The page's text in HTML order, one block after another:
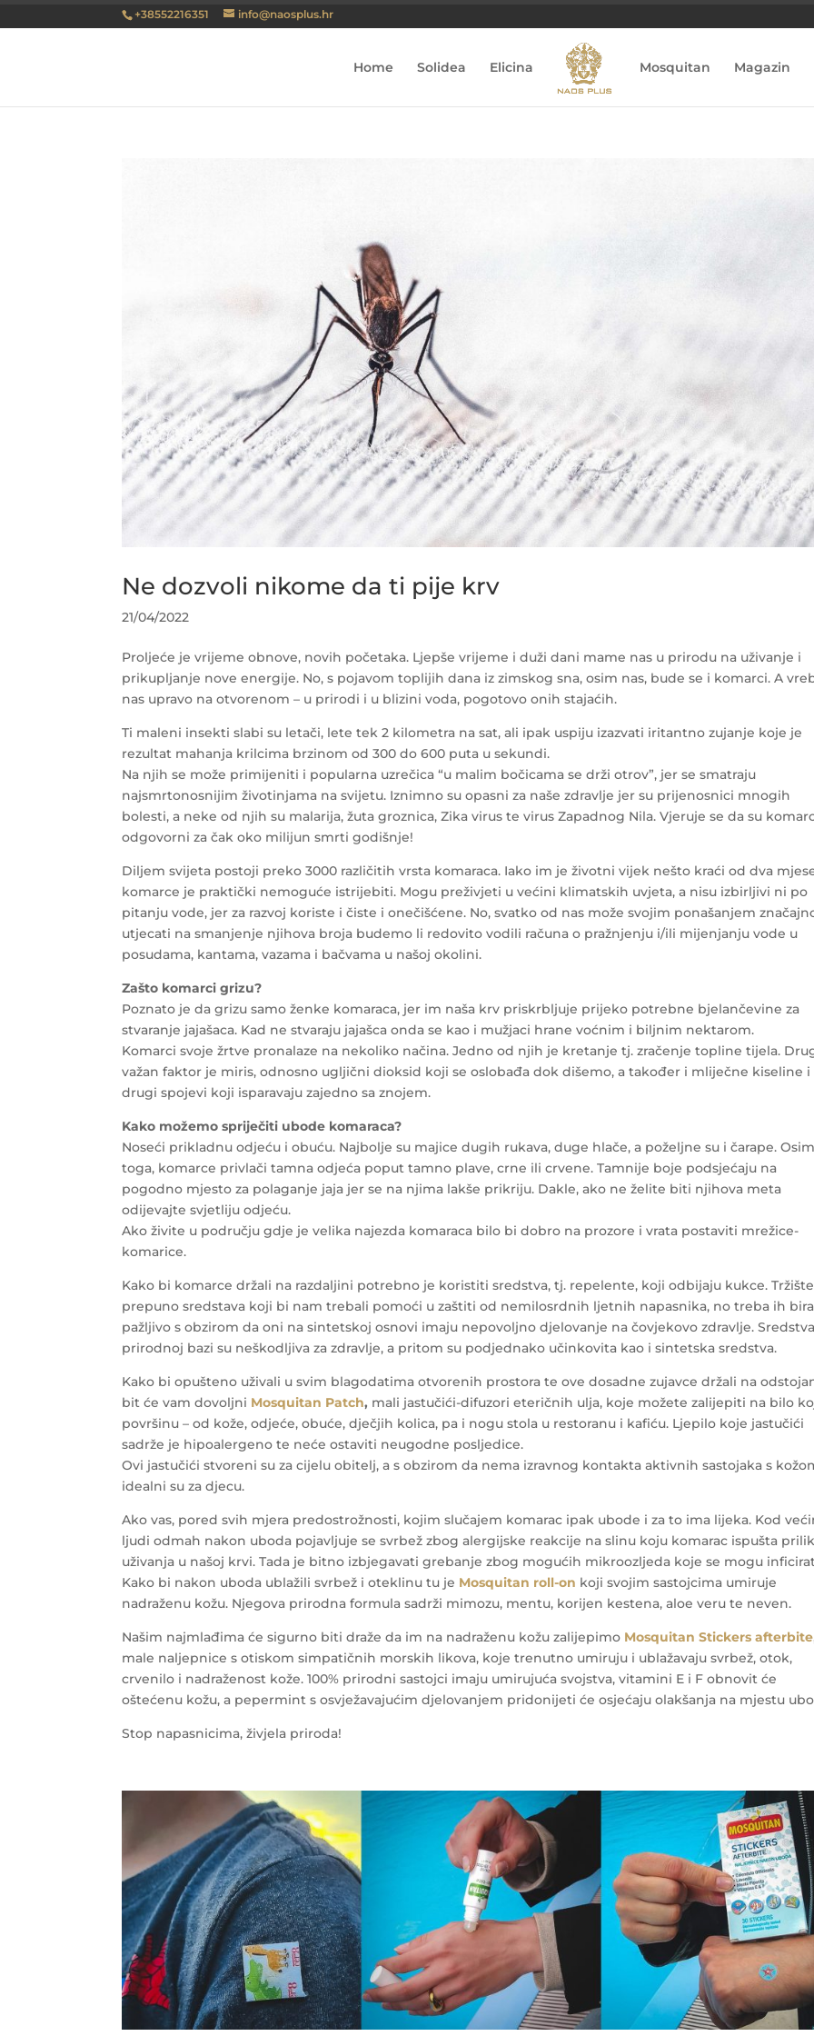
+38552216351 info@naosplus.hr
Home Solidea Elicina Mosquitan Magazin
Ne dozvoli nikome da ti pije krv
21/04/2022
Proljeće je vrijeme obnove, novih početaka. Ljepše vrijeme i duži dani mame nas u prirodu na uživanje i
prikupljanje nove energije. No, s pojavom toplijih dana iz zimskog sna, osim nas, bude se i komarci. A
nas upravo na otvorenom – u prirodi i u blizini voda, pogotovo onih stajaćih.
Ti maleni insekti slabi su letači, lete tek 2 kilometra na sat, ali ipak uspiju izazvati iritantno zujanje koje je
rezultat mahanja krilcima brzinom od 300 do 600 puta u sekundi.
Na njih se može primijeniti i popularna uzrečica “u malim bočicama se drži otrov”, jer se smatraju
najsmrtonosnijim životinjama na svijetu. Iznimno su opasni za naše zdravlje jer su prijenosnici mnogih
bolesti, a neke od njih su malarija, žuta groznica, Zika virus te virus Zapadnog Nila. Vjeruje se da su
odgovorni za čak oko milijun smrti godišnje!
Diljem svijeta postoji preko 3000 različitih vrsta komaraca. Iako im je životni vijek nešto kraći od dva
komarce je praktički nemoguće istrijebiti. Mogu preživjeti u većini klimatskih uvjeta, a nisu izbirljivi ni po
pitanju vode, jer za razvoj koriste i čiste i onečišćene. No, svatko od nas može svojim ponašanjem
utjecati na smanjenje njihova broja budemo li redovito vodili računa o pražnjenju i/ili mijenjanju vode u
posudama, kantama, vazama i bačvama u našoj okolini.
Zašto komarci grizu?
Poznato je da grizu samo ženke komaraca, jer im naša krv priskrbljuje prijeko potrebne bjelančevine za
stvaranje jajašaca. Kad ne stvaraju jajašca onda se kao i mužjaci hrane voćnim i biljnim nektarom.
Komarci svoje žrtve pronalaze na nekoliko načina. Jedno od njih je kretanje tj. zračenje topline tijela.
važan faktor je miris, odnosno ugljični dioksid koji se oslobađa dok dišemo, a također i mliječne kiseline i
drugi spojevi koji isparavaju zajedno sa znojem.
Kako možemo spriječiti ubode komaraca?
Noseći prikladnu odjeću i obuću. Najbolje su majice dugih rukava, duge hlače, a poželjne su i čarape. Osim
toga, komarce privlači tamna odjeća poput tamno plave, crne ili crvene. Tamnije boje podsjećaju na
pogodno mjesto za polaganje jaja jer se na njima lakše prikriju. Dakle, ako ne želite biti njihova meta
odijevajte svjetliju odjeću.
Ako živite u području gdje je velika najezda komaraca bilo bi dobro na prozore i vrata postaviti mrežice-
komarice.
Kako bi komarce držali na razdaljini potrebno je koristiti sredstva, tj. repelente, koji odbijaju kukce.
prepuno sredstava koji bi nam trebali pomoći u zaštiti od nemilosrdnih ljetnih napasnika, no treba ih
pažljivo s obzirom da oni na sintetskoj osnovi imaju nepovoljno djelovanje na čovjekovo zdravlje.
prirodnoj bazi su neškodljiva za zdravlje, a pritom su podjednako učinkovita kao i sintetska sredstva.
Kako bi opušteno uživali u svim blagodatima otvorenih prostora te ove dosadne zujavce držali na
bit će vam dovoljni Mosquitan Patch, mali jastučići-difuzori eteričnih ulja, koje možete zalijepiti na bilo
površinu – od kože, odjeće, obuće, dječjih kolica, pa i nogu stola u restoranu i kafiću. Ljepilo koje jastučići
sadrže je hipoalergeno te neće ostaviti neugodne posljedice.
Ovi jastučići stvoreni su za cijelu obitelj, a s obzirom da nema izravnog kontakta aktivnih sastojaka s
idealni su za djecu.
Ako vas, pored svih mjera predostrožnosti, kojim slučajem komarac ipak ubode i za to ima lijeka. Kod
ljudi odmah nakon uboda pojavljuje se svrbež zbog alergijske reakcije na slinu koju komarac ispušta
uživanja u našoj krvi. Tada je bitno izbjegavati grebanje zbog mogućih mikroozljeda koje se mogu
Kako bi nakon uboda ublažili svrbež i oteklinu tu je Mosquitan roll-on koji svojim sastojcima umiruje
nadraženu kožu. Njegova prirodna formula sadrži mimozu, mentu, korijen kestena, aloe veru te neven.
Našim najmlađima će sigurno biti draže da im na nadraženu kožu zalijepimo Mosquitan Stickers afterbite
male naljepnice s otiskom simpatičnih morskih likova, koje trenutno umiruju i ublažavaju svrbež, otok,
crvenilo i nadraženost kože. 100% prirodni sastojci imaju umirujuća svojstva, vitamini E i F obnovit će
oštećenu kožu, a pepermint s osvježavajućim djelovanjem pridonijeti će osjećaju olakšanja na mjestu
Stop napasnicima, živjela priroda!